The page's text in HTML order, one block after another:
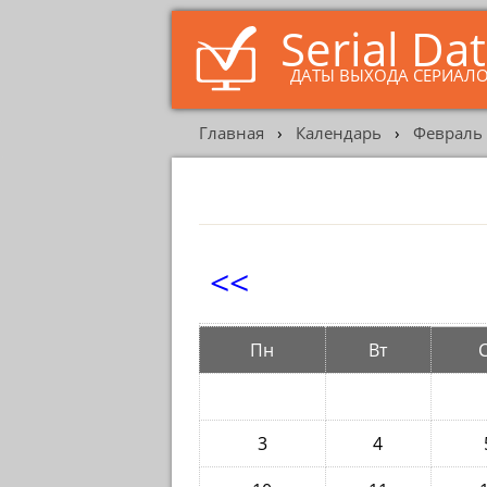
Serial
ДАТЫ ВЫХОДА
Главная › Календарь › Февраль
<<
Пн Вт
3
4